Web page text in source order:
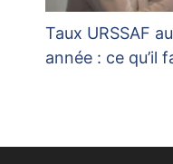
Taux URSSAF
année : ce qu’il